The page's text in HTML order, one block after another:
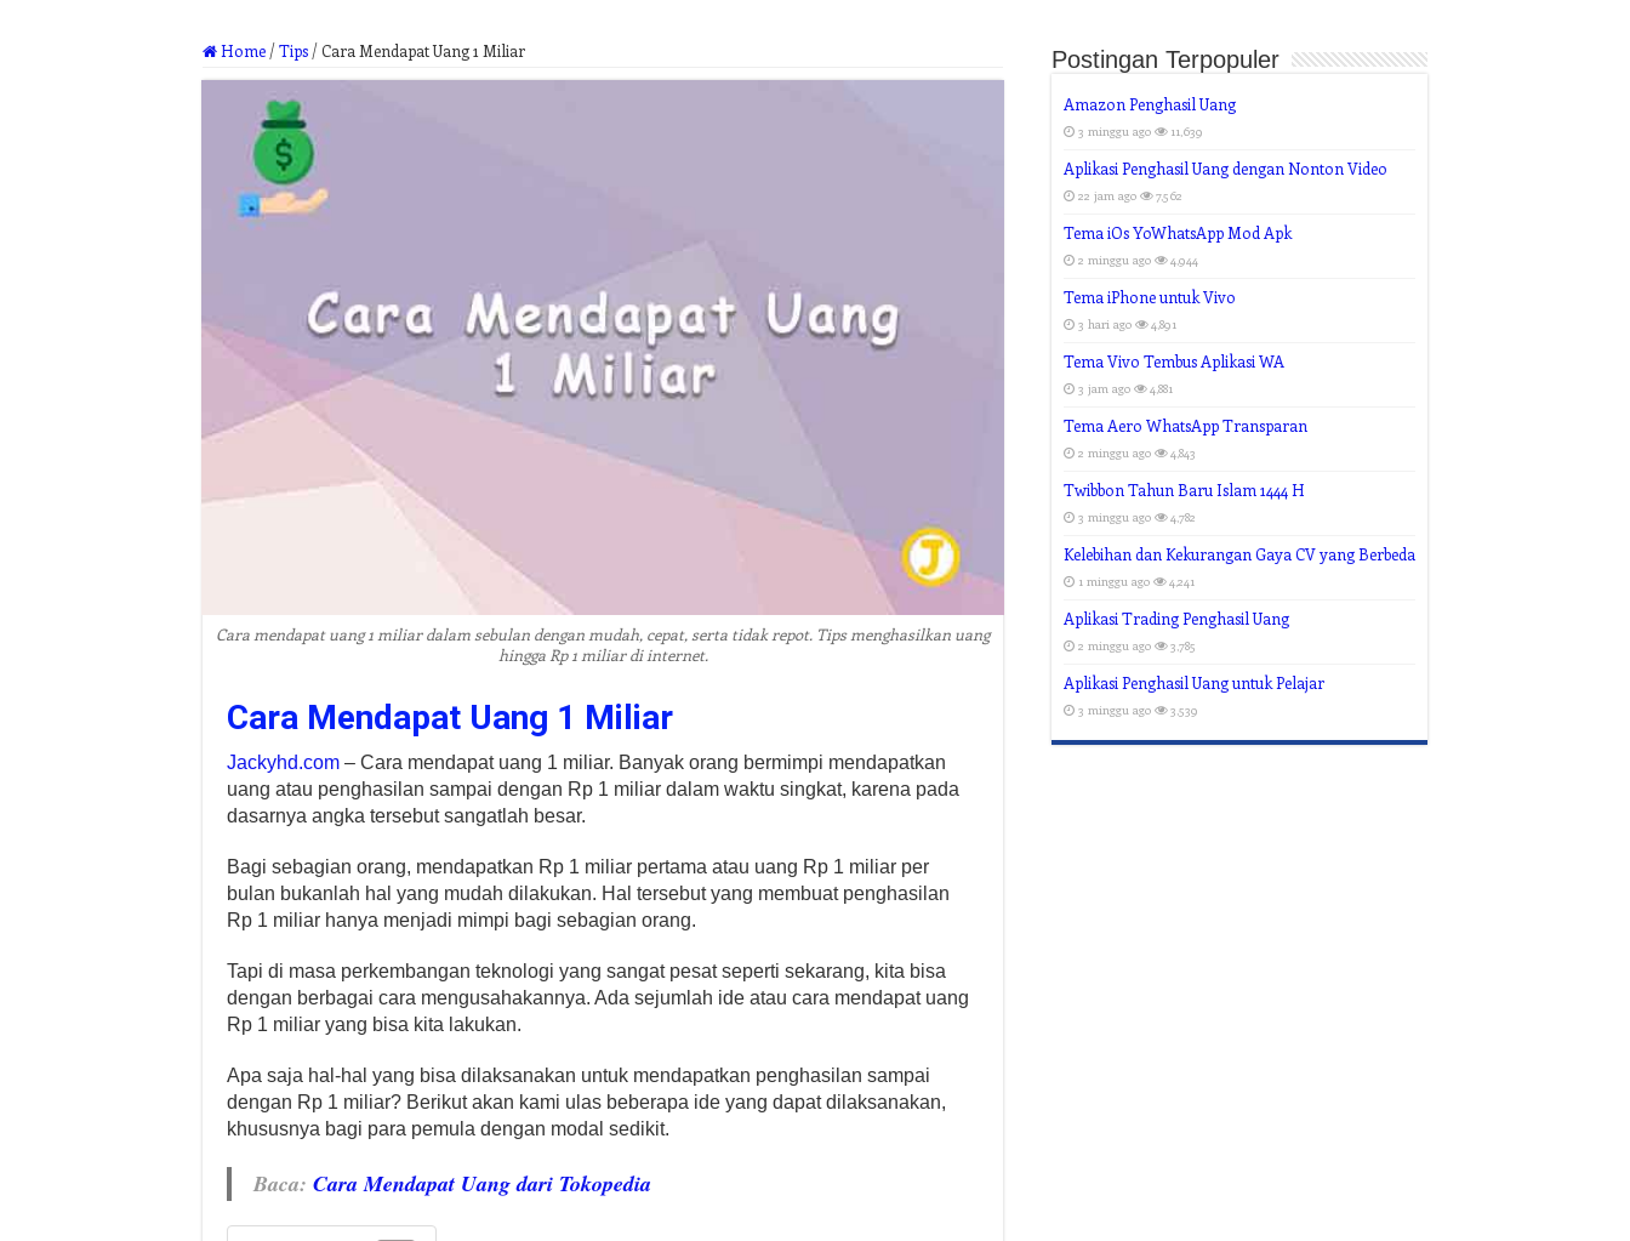
Home /Tips /Cara Mendapat Uang 1 Miliar
Cara mendapat uang 1 miliar dalam sebulan dengan mudah, cepat, serta tidak repot. Tips menghasilkan uang
hingga Rp 1 miliar di internet.
Cara Mendapat Uang 1 Miliar
Jackyhd.com – Cara mendapat uang 1 miliar. Banyak orang bermimpi mendapatkan
uang atau penghasilan sampai dengan Rp 1 miliar dalam waktu singkat, karena pada
dasarnya angka tersebut sangatlah besar.
Bagi sebagian orang, mendapatkan Rp 1 miliar pertama atau uang Rp 1 miliar per
bulan bukanlah hal yang mudah dilakukan. Hal tersebut yang membuat penghasilan
Rp 1 miliar hanya menjadi mimpi bagi sebagian orang.
Tapi di masa perkembangan teknologi yang sangat pesat seperti sekarang, kita bisa
dengan berbagai cara mengusahakannya. Ada sejumlah ide atau cara mendapat uang
Rp 1 miliar yang bisa kita lakukan.
Apa saja hal-hal yang bisa dilaksanakan untuk mendapatkan penghasilan sampai
dengan Rp 1 miliar? Berikut akan kami ulas beberapa ide yang dapat dilaksanakan,
khususnya bagi para pemula dengan modal sedikit.
Baca: Cara Mendapat Uang dari Tokopedia
Postingan Terpopuler
Amazon Penghasil Uang
3 minggu ago 11,639
Aplikasi Penghasil Uang dengan Nonton Video
22 jam ago 7,562
Tema iOs YoWhatsApp Mod Apk
2 minggu ago 4,944
Tema iPhone untuk Vivo
3 hari ago 4,891
Tema Vivo Tembus Aplikasi WA
3 jam ago 4,881
Tema Aero WhatsApp Transparan
2 minggu ago 4,843
Twibbon Tahun Baru Islam 1444 H
3 minggu ago 4,782
Kelebihan dan Kekurangan Gaya CV yang Berbeda
1 minggu ago 4,241
Aplikasi Trading Penghasil Uang
2 minggu ago 3,785
Aplikasi Penghasil Uang untuk Pelajar
3 minggu ago 3,539